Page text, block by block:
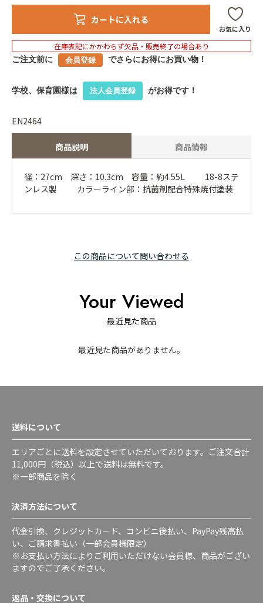
カートに入れる
お気に入り
在庫表記にかかわらず欠品・販売終了の場合あり
ご注文前に 会員登録 でさらにお得にお買い物！
学校、保育園様は 法人会員登録 がお得です！
商品説明 商品情報
径：27cm 深さ：10.3cm 容量：約4.55L 18-8ステ
ンレス製 カラーライン部：抗菌剤配合特殊焼付塗装
この商品について問い合わせる
EN2464
Your Viewed
最近見た商品
最近見た商品がありません。
送料について
エリアごとに送料を設定させていただいております。ご注文合計
11,000円（税込）以上で送料は無料です。
※一部商品を除く
決済方法について
代金引換、クレジットカード、コンビニ後払い、PayPay残高払
い、ご請求書払い（一部会員様限定）
※お支払い方法によりご利用いただけない会員様、商品がござい
ますのでご了承ください。
返品・交換について